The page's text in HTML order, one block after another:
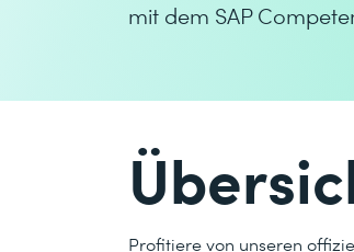
mit dem SAP
Profitiere von unseren